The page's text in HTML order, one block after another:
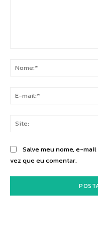
Salve meu nome, e-
vez que eu comentar.